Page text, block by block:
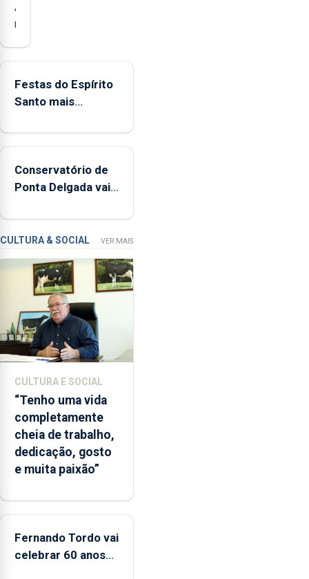
Açores
registaram
mais
ocorrências
e
inspeções
relacionadas
a
apanha
ilegal
lapas
2022
e
2026.
ilha
das
Flores
apresenta
um
“decréscimo
da
entre
2022
Festas do Espírito
Santo mais
Conservatório de
Ponta Delgada vai
instrumentos
CULTURA & SOCIAL VER MAIS
CULTURA E SOCIAL
“Tenho uma vida
completamente
cheia de trabalho,
dedicação, gosto
e muita paixão”
Fernando Tordo vai
celebrar 60 anos